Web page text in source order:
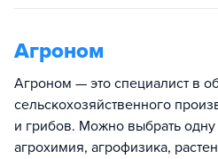
Агроном
Агроном — это специалист в
сельскохозяйственного
и грибов. Можно выбрать
агрохимия, агрофизика,